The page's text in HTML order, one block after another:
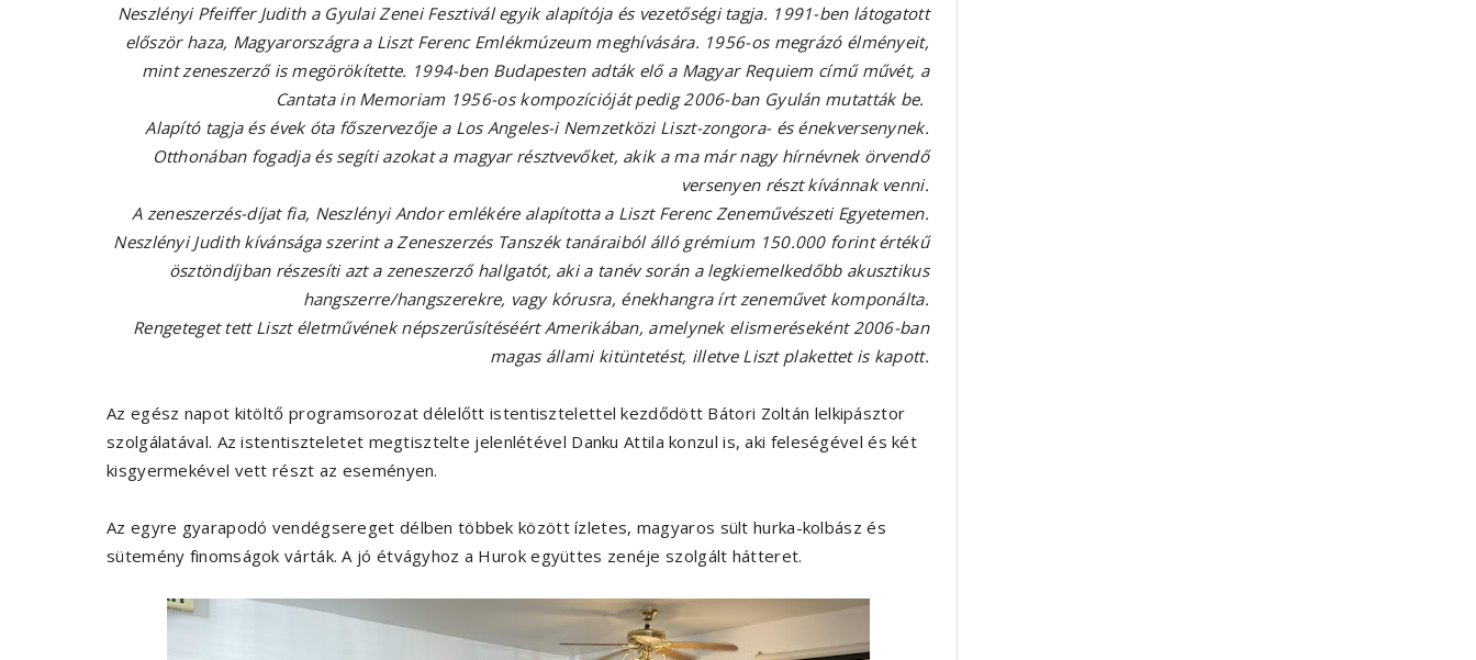
Neszlényi Pfeiffer Judith a Gyulai Zenei Fesztivál egyik alapítója és vezetőségi tagja. 1991-ben látogatott
először haza, Magyarországra a Liszt Ferenc Emlékmúzeum meghívására. 1956-os megrázó élményeit,
mint zeneszerző is megörökítette. 1994-ben Budapesten adták elő a Magyar Requiem című művét, a
Cantata in Memoriam 1956-os kompozícióját pedig 2006-ban Gyulán mutatták be.
Alapító tagja és évek óta főszervezője a Los Angeles-i Nemzetközi Liszt-zongora- és énekversenynek.
Otthonában fogadja és segíti azokat a magyar résztvevőket, akik a ma már nagy hírnévnek örvendő
versenyen részt kívánnak venni.
A zeneszerzés-díjat fia, Neszlényi Andor emlékére alapította a Liszt Ferenc Zeneművészeti Egyetemen.
Neszlényi Judith kívánsága szerint a Zeneszerzés Tanszék tanáraiból álló grémium 150.000 forint értékű
ösztöndíjban részesíti azt a zeneszerző hallgatót, aki a tanév során a legkiemelkedőbb akusztikus
hangszerre/hangszerekre, vagy kórusra, énekhangra írt zeneművet komponálta.
Rengeteget tett Liszt életművének népszerűsítéséért Amerikában, amelynek elismeréseként 2006-ban
magas állami kitüntetést, illetve Liszt plakettet is kapott.
Az egész napot kitöltő programsorozat délelőtt istentisztelettel kezdődött Bátori Zoltán lelkipásztor
szolgálatával. Az istentiszteletet megtisztelte jelenlétével Danku Attila konzul is, aki feleségével és két
kisgyermekével vett részt az eseményen.
Az egyre gyarapodó vendégsereget délben többek között ízletes, magyaros sült hurka-kolbász és
sütemény finomságok várták. A jó étvágyhoz a Hurok együttes zenéje szolgált hátteret.